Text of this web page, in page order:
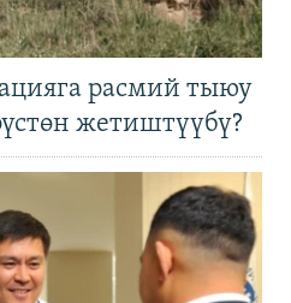
расмий тыюу
жетиштүүбү?